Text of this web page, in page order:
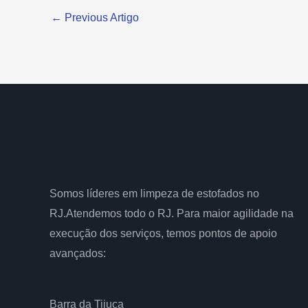
← Previous Artigo
Somos líderes em limpeza de estofados no
RJ.Atendemos todo o RJ. Para maior agilidade na
execução dos serviços, temos pontos de apoio
avançados:
Barra da Tijuca